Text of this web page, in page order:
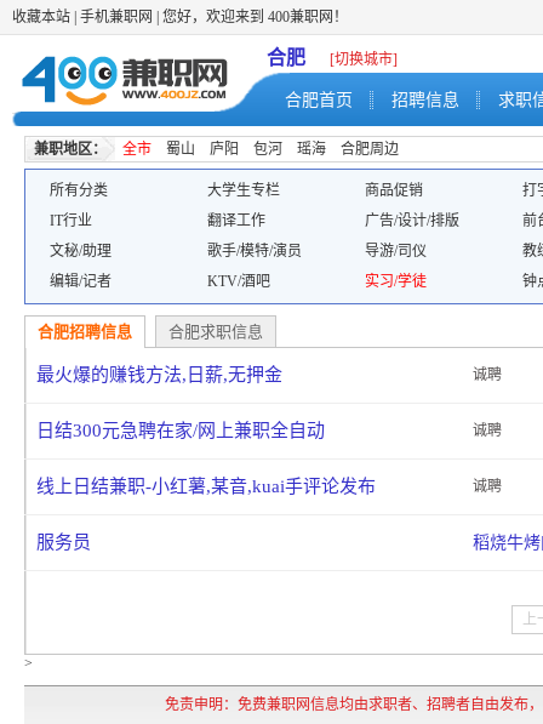
收藏本站 手机兼职网 | 您好，欢迎来到 400兼职网！
合肥 [切换城市]
合肥首页 招聘信息 求职
兼职地区： 全市 蜀山 庐阳 包河 瑶海 合肥周边
所有分类 大学生专栏 商品促销
打
IT行业
翻译工作 广告/设计/排版
前
文秘/助理
歌手/模特/演员 导游/司仪
教
编辑/记者
KTV/酒吧 实习/学徒 钟
合肥招聘信息 合肥求职信息
最火爆的赚钱方法,日薪,无押金 诚聘
日结300元急聘在家/网上兼职全自动 诚聘
线上日结兼职-小红薯,某音,kuai手评论发布 诚聘
服务员 稻烧牛
上
>
免责申明：免费兼职网信息均由求职者、招聘者自由发布